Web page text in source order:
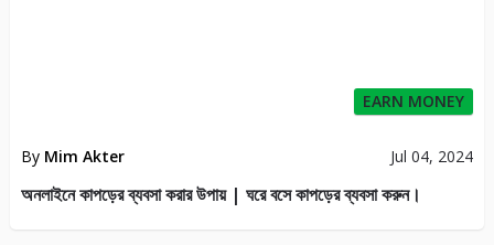
EARN MONEY
By Mim Akter Jul 04, 2024
অনলাইনে কাপড়ের ব্যবসা করার উপায় | ঘরে বসে কাপড়ের ব্যবসা করুন।